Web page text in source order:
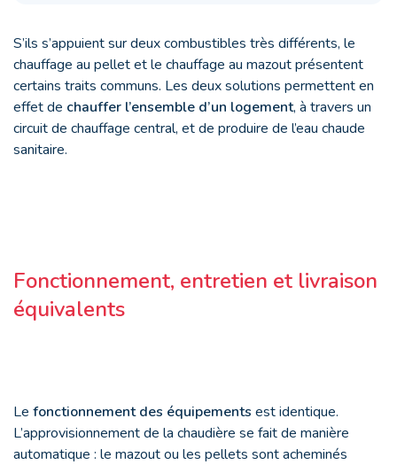
S’ils s’appuient sur deux combustibles très différents, le
chauffage au pellet et le chauffage au mazout présentent
certains traits communs. Les deux solutions permettent en
effet de chauffer l’ensemble d’un logement, à travers un
circuit de chauffage central, et de produire de l’eau chaude
sanitaire.
Fonctionnement, entretien et livraison
équivalents
Le fonctionnement des équipements est identique.
L’approvisionnement de la chaudière se fait de manière
automatique : le mazout ou les pellets sont acheminés